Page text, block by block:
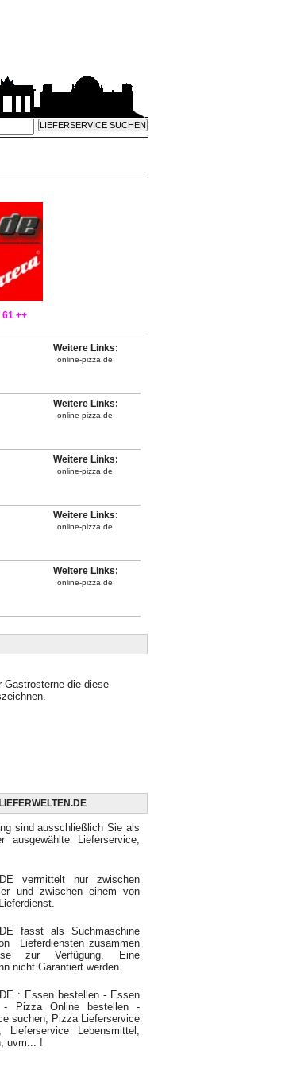
61 ++
Weitere Links:
online-pizza.de
Weitere Links:
online-pizza.de
Weitere Links:
online-pizza.de
Weitere Links:
online-pizza.de
Weitere Links:
online-pizza.de
Gastrosterne die diese
sind ausschließlich Sie als
ausgewählte Lieferservice,
vermittelt nur zwischen
und zwischen einem von
fasst als Suchmaschine
Lieferdiensten zusammen
zur Verfügung. Eine
nicht Garantiert werden.
: Essen bestellen - Essen
- Pizza Online bestellen -
suchen, Pizza Lieferservice
Lebensmittel,
uvm... !